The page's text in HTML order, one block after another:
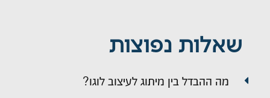
שאלות נפוצות
מה ההבדל בין מיתוג לעיצוב לוגו?